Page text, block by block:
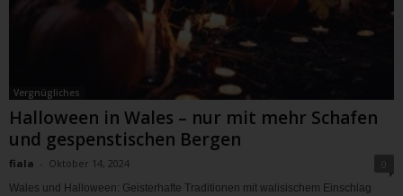
Vergnügliches
Halloween in Wales – nur mit mehr Schafen
und gespenstischen Bergen
fiala - Oktober 14, 2024
Wales und Halloween: Geisterhafte Traditionen mit walisischem Einschlag